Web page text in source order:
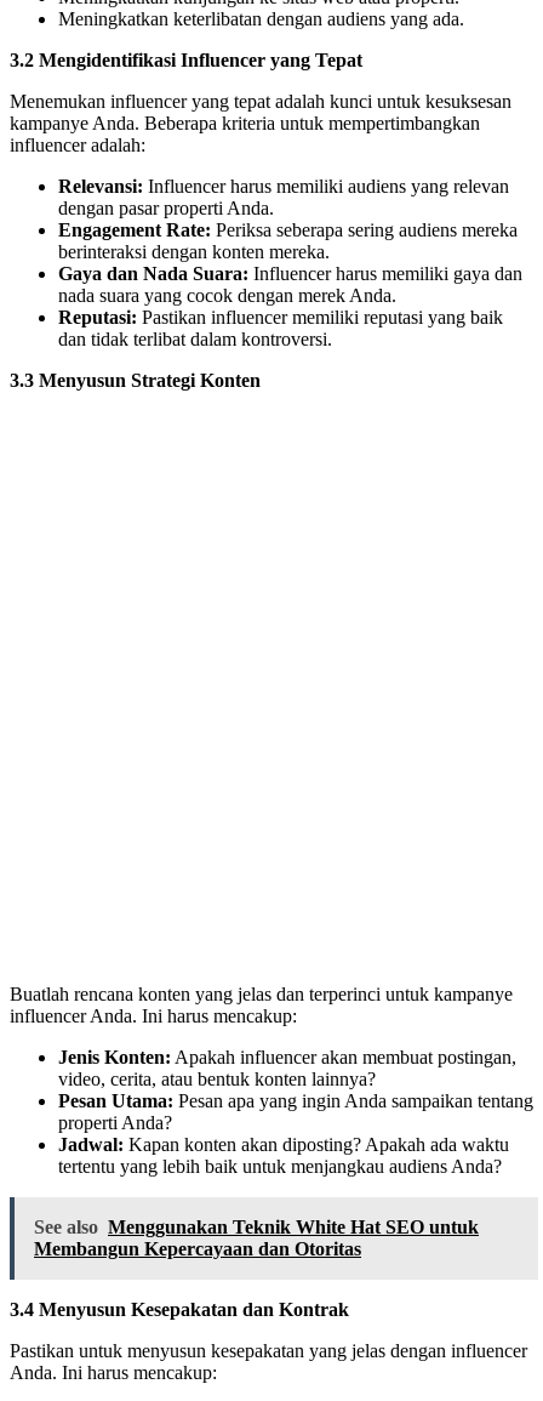
Meningkatkan keterlibatan dengan audiens yang ada.
3.2 Mengidentifikasi Influencer yang Tepat
Menemukan influencer yang tepat adalah kunci untuk kesuksesan
kampanye Anda. Beberapa kriteria untuk mempertimbangkan
influencer adalah:
Relevansi: Influencer harus memiliki audiens yang relevan
dengan pasar properti Anda.
Engagement Rate: Periksa seberapa sering audiens mereka
berinteraksi dengan konten mereka.
Gaya dan Nada Suara: Influencer harus memiliki gaya dan
nada suara yang cocok dengan merek Anda.
Reputasi: Pastikan influencer memiliki reputasi yang baik
dan tidak terlibat dalam kontroversi.
3.3 Menyusun Strategi Konten
Buatlah rencana konten yang jelas dan terperinci untuk kampanye
influencer Anda. Ini harus mencakup:
Jenis Konten: Apakah influencer akan membuat postingan,
video, cerita, atau bentuk konten lainnya?
Pesan Utama: Pesan apa yang ingin Anda sampaikan tentang
properti Anda?
Jadwal: Kapan konten akan diposting? Apakah ada waktu
tertentu yang lebih baik untuk menjangkau audiens Anda?
See also Menggunakan Teknik White Hat SEO untuk
Membangun Kepercayaan dan Otoritas
3.4 Menyusun Kesepakatan dan Kontrak
Pastikan untuk menyusun kesepakatan yang jelas dengan influencer
Anda. Ini harus mencakup: